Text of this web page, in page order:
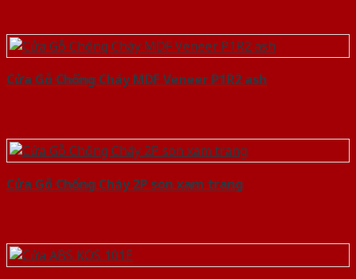
Cửa Gỗ Chống Cháy MDF Veneer P1R2 ash
Cửa Gỗ Chống Cháy 2P son xam trang